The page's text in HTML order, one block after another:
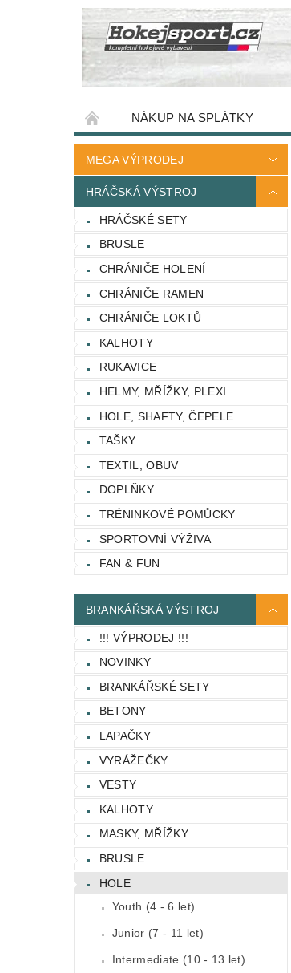
NÁKUP NA SPLÁTKY
MEGA VÝPRODEJ
HRÁČSKÁ VÝSTROJ
HRÁČSKÉ SETY
BRUSLE
CHRÁNIČE HOLENÍ
CHRÁNIČE RAMEN
CHRÁNIČE LOKTŮ
KALHOTY
RUKAVICE
HELMY, MŘÍŽKY, PLEXI
HOLE, SHAFTY, ČEPELE
TAŠKY
TEXTIL, OBUV
DOPLŇKY
TRÉNINKOVÉ POMŮCKY
SPORTOVNÍ VÝŽIVA
FAN & FUN
BRANKÁŘSKÁ VÝSTROJ
!!! VÝPRODEJ !!!
NOVINKY
BRANKÁŘSKÉ SETY
BETONY
LAPAČKY
VYRÁŽEČKY
VESTY
KALHOTY
MASKY, MŘÍŽKY
BRUSLE
HOLE
Youth (4 - 6 let)
Junior (7 - 11 let)
Intermediate (10 - 13 let)